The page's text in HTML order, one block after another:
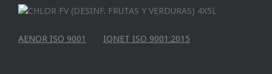
AENOR ISO 9001 IQNET ISO 9001:2015